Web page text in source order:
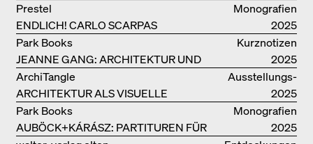
Monografien
ENDLICH! CARLO SCARPAS
GESAMTWERK
Prestel
2025
Kurznotizen
JEANNE GANG: ARCHITEKTUR UND
DIE KUNST DES PFROPFENS
Park Books
2025
Ausstellungs­
kataloge
ARCHITEKTUR ALS VISUELLE
INVESTIGATION
ArchiTangle
2025
Monografien
AUBÖCK+KÁRÁSZ: PARTITUREN FÜR
Park Books
2025